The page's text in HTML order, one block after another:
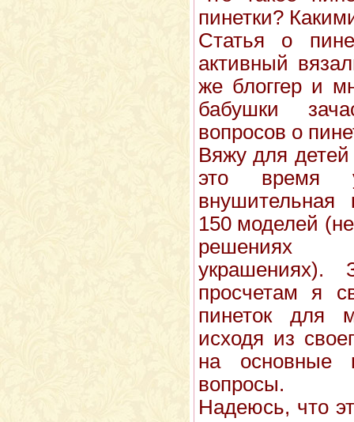
пинетки?
Статья о
активный
же блоггер и
бабушки
вопросов о
Вяжу для
это время
внушительная
150 моделей
решениях
просчетам я
пинеток для
исходя из
на основные
вопросы.
Надеюсь, что